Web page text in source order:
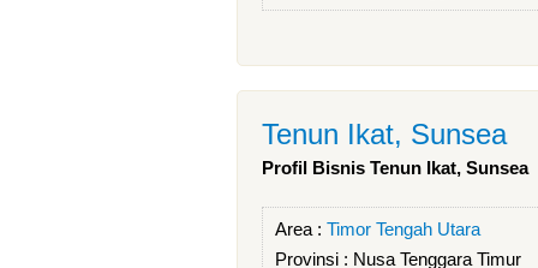
Tenun Ikat, Sunsea
Profil Bisnis Tenun Ikat, Sunsea
Area : Timor Tengah Utara
Provinsi : Nusa Tenggara Timur